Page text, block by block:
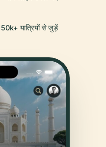
50k+ यात्रियों से जुड़ें